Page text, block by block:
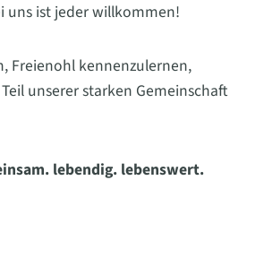
uns ist jeder willkommen!
Freienohl kennenzulernen,
unserer starken Gemeinschaft
lebendig. lebenswert.